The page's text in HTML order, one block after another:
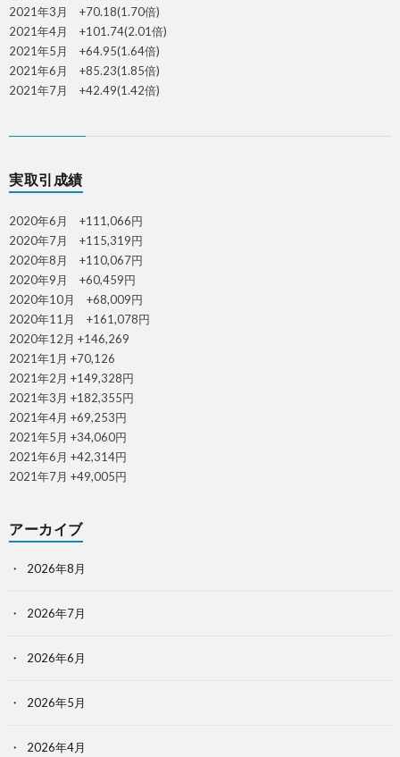
2021年3月 +70.18(1.70倍)
2021年4月 +101.74(2.01倍)
2021年5月 +64.95(1.64倍)
2021年6月 +85.23(1.85倍)
2021年7月 +42.49(1.42倍)
実取引成績
2020年6月 +111,066円
2020年7月 +115,319円
2020年8月 +110,067円
2020年9月 +60,459円
2020年10月 +68,009円
2020年11月 +161,078円
2020年12月 +146,269
2021年1月 +70,126
2021年2月 +149,328円
2021年3月 +182,355円
2021年4月 +69,253円
2021年5月 +34,060円
2021年6月 +42,314円
2021年7月 +49,005円
アーカイブ
2026年8月
2026年7月
2026年6月
2026年5月
2026年4月